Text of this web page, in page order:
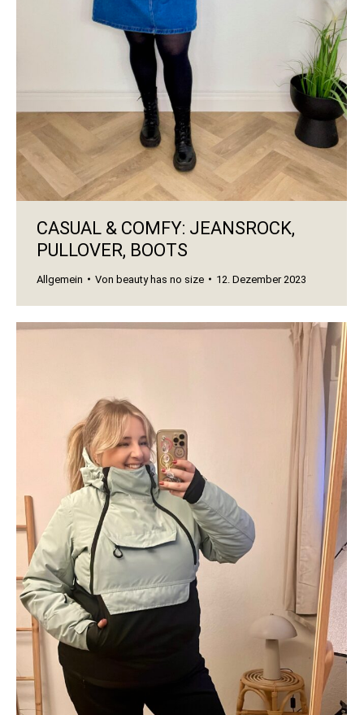
CASUAL & COMFY: JEANSROCK,
PULLOVER, BOOTS
Allgemein Von beauty has no size 12. Dezember 2023